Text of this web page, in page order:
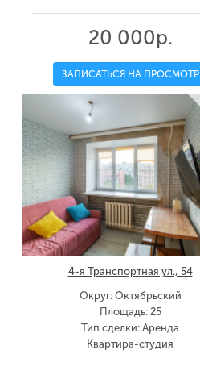
20 000р.
ЗАПИСАТЬСЯ НА ПРОСМОТР
4-я Транспортная ул., 54
Округ: Октябрьский
Площадь: 25
Тип сделки: Аренда
Квартира-студия